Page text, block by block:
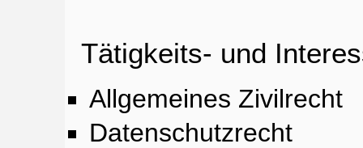
Tätigkeits- und
Allgemeines Zivilrecht
Datenschutzrecht